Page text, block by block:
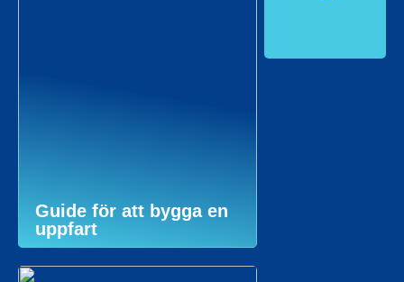
Guide för att bygga en
uppfart